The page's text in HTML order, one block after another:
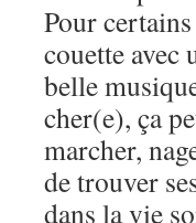
Pour
couette avec
belle
cher(e), ça
marcher,
de trouver
dans la vie